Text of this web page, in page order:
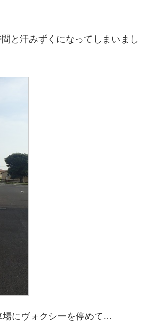
と汗みずくになってしまいまし
場にヴォクシーを停めて…